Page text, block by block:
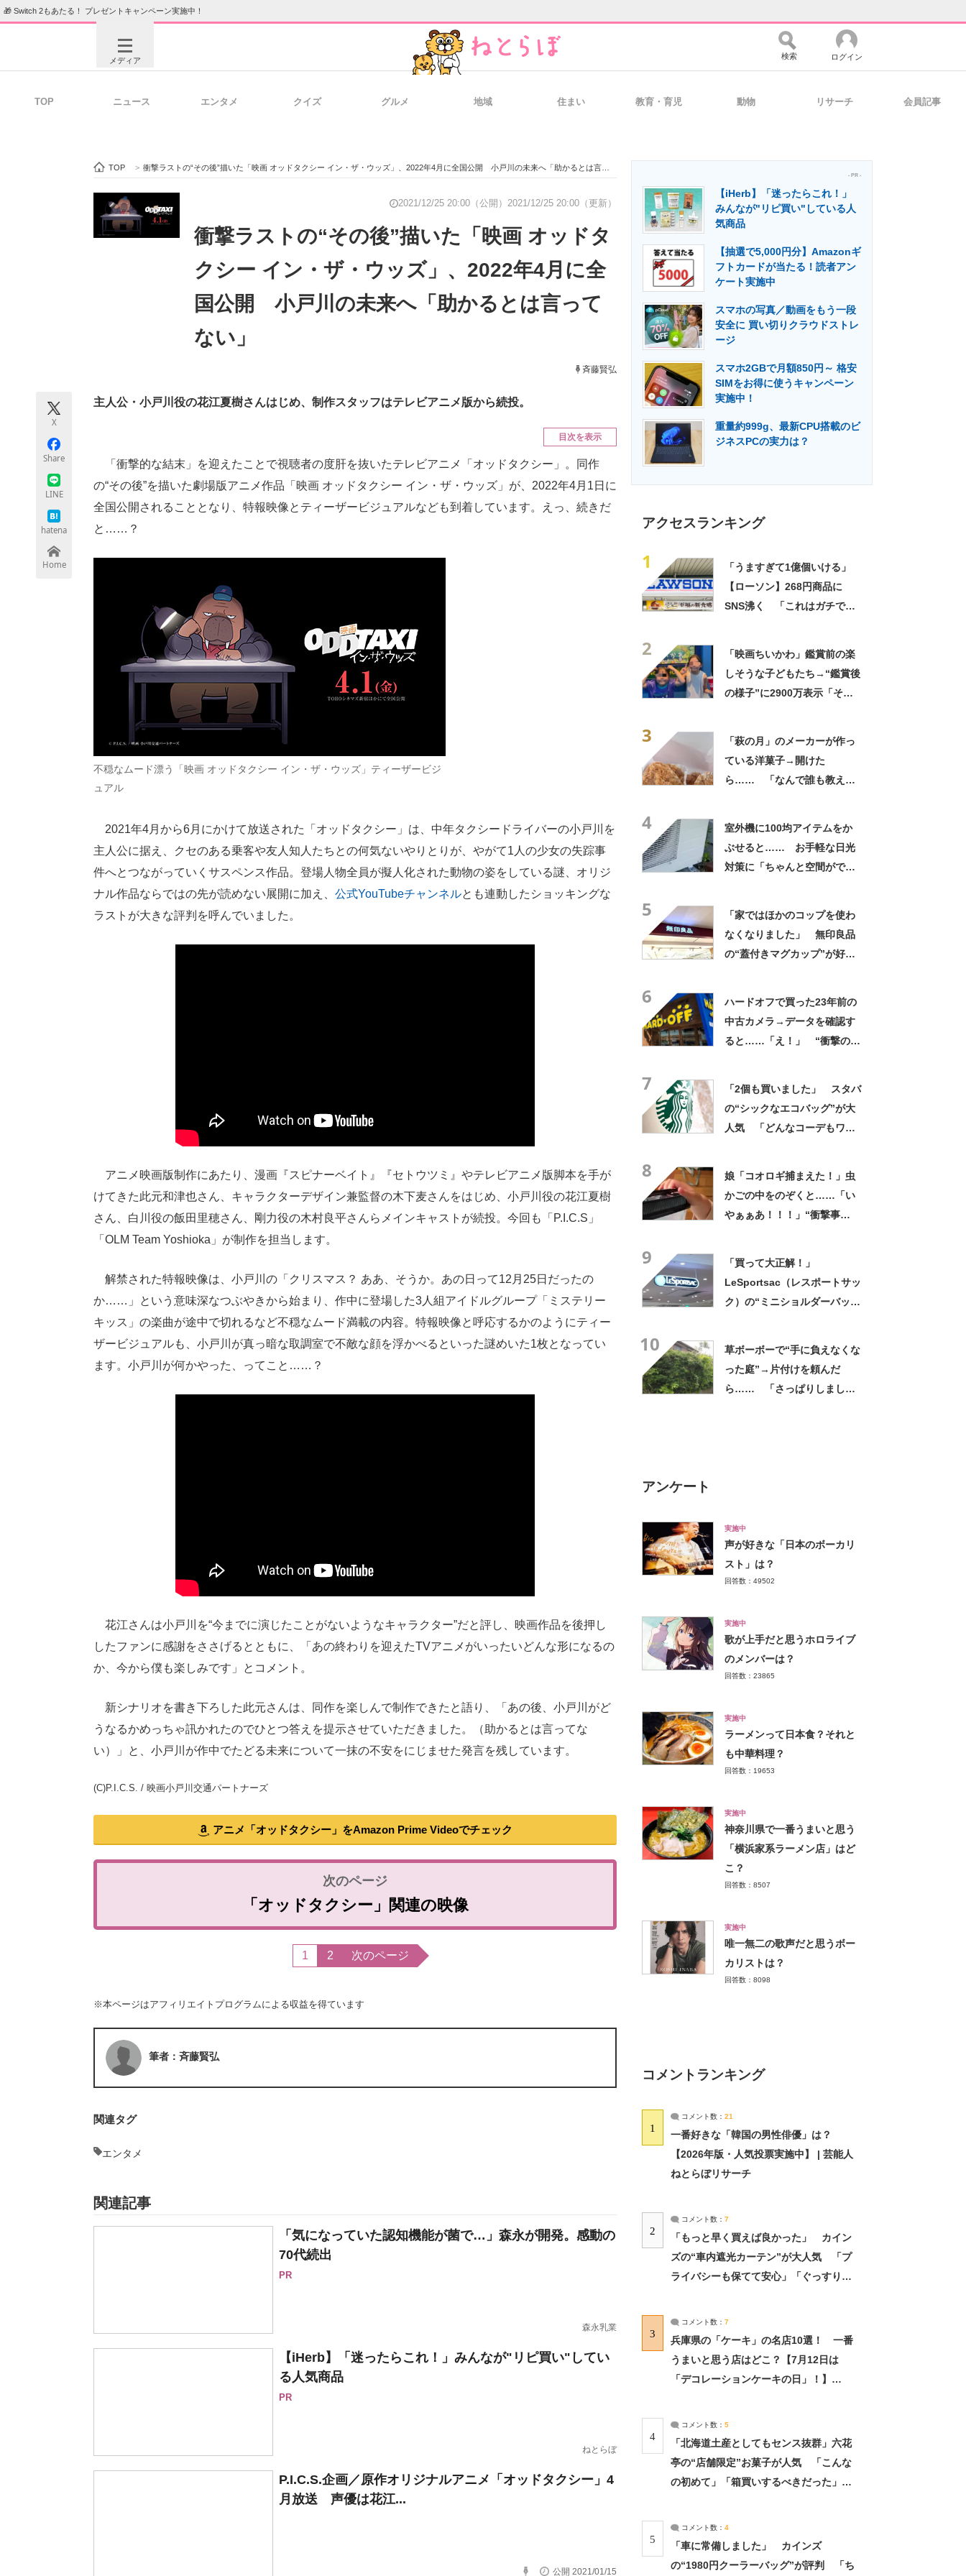
🎁 Switch 2もあたる！ プレゼントキャンペーン実施中！
メディア
ビジネスと働き方のヒント 経営リーダーのコミュニティ マーケ×ITの今がよく分かる
ITエンジニア向け専門サイト 企業向けIT製品の総合サイト IT製品の技術・比較・事例 製造業のIT導入・活用を支援
モノづくり技術者専門サイト エネルギーの専門メディア 建設×テクノロジーの最前線
ちょっと気になるネットの話題
検索 ログイン
TOP ニュース エンタメ クイズ グルメ 地域 住まい 教育・育児 動物 リサーチ 会員記事
TOP > 衝撃ラストの“その後”描いた「映画 オッドタクシー イン・ザ・ウッズ」、2022年4月に全国公開 小戸川の未来へ「助かるとは言ってない」
2021/12/25 20:00（公開） 2021/12/25 20:00（更新）
衝撃ラストの“その後”描いた「映画 オッドタ
クシー イン・ザ・ウッズ」、2022年4月に全
国公開 小戸川の未来へ「助かるとは言って
ない」
斉藤賢弘
X
Share
LINE
hatena
Home
主人公・小戸川役の花江夏樹さんはじめ、制作スタッフはテレビアニメ版から続投。
目次を表示
「衝撃的な結末」を迎えたことで視聴者の度肝を抜いたテレビアニメ「オッドタクシー」。同作
の“その後”を描いた劇場版アニメ作品「映画 オッドタクシー イン・ザ・ウッズ」が、2022年4月1日に
全国公開されることとなり、特報映像とティーザービジュアルなども到着しています。えっ、続きだ
と……？
不穏なムード漂う「映画 オッドタクシー イン・ザ・ウッズ」ティーザービジ
ュアル
2021年4月から6月にかけて放送された「オッドタクシー」は、中年タクシードライバーの小戸川を
主人公に据え、クセのある乗客や友人知人たちとの何気ないやりとりが、やがて1人の少女の失踪事
件へとつながっていくサスペンス作品。登場人物全員が擬人化された動物の姿をしている謎、オリジ
ナル作品ならではの先が読めない展開に加え、 公式YouTubeチャンネルとも連動したショッキングな
ラストが大きな評判を呼んでいました。
アニメ映画版制作にあたり、漫画『スピナーベイト』『セトウツミ』やテレビアニメ版脚本を手が
けてきた此元和津也さん、キャラクターデザイン兼監督の木下麦さんをはじめ、小戸川役の花江夏樹
さん、白川役の飯田里穂さん、剛力役の木村良平さんらメインキャストが続投。今回も「P.I.C.S」
「OLM Team Yoshioka」が制作を担当します。
解禁された特報映像は、小戸川の「クリスマス？ ああ、そうか。あの日って12月25日だったの
か……」という意味深なつぶやきから始まり、作中に登場した3人組アイドルグループ「ミステリー
キッス」の楽曲が途中で切れるなど不穏なムード満載の内容。特報映像と呼応するかのようにティー
ザービジュアルも、小戸川が真っ暗な取調室で不敵な顔を浮かべるといった謎めいた1枚となってい
ます。小戸川が何かやった、ってこと……？
花江さんは小戸川を“今までに演じたことがないようなキャラクター”だと評し、映画作品を後押し
したファンに感謝をささげるとともに、「あの終わりを迎えたTVアニメがいったいどんな形になるの
か、今から僕も楽しみです」とコメント。
新シナリオを書き下ろした此元さんは、同作を楽しんで制作できたと語り、「あの後、小戸川がど
うなるかめっちゃ訊かれたのでひとつ答えを提示させていただきました。（助かるとは言ってな
い）」と、小戸川が作中でたどる未来について一抹の不安をにじませた発言を残しています。
(C)P.I.C.S. / 映画小戸川交通パートナーズ
アニメ「オッドタクシー」をAmazon Prime Videoでチェック
「オッドタクシー」関連の映像
1 2 次のページ
※本ページはアフィリエイトプログラムによる収益を得ています
筆者：斉藤賢弘
関連タグ
エンタメ
関連記事
「気になっていた認知機能が菌で…」森永が開発。感動の
70代続出
PR
森永乳業
【iHerb】「迷ったらこれ！」みんなが"リピ買い"してい
る人気商品
PR
ねとらぼ
P.I.C.S.企画／原作オリジナルアニメ「オッドタクシー」4
月放送 声優は花江...
公開 2021/01/15
- PR -
【iHerb】「迷ったらこれ！」
みんなが"リピ買い"している人
気商品
【抽選で5,000円分】Amazonギ
フトカードが当たる！読者アン
ケート実施中
スマホの写真／動画をもう一段
安全に 買い切りクラウドストレ
ージ
スマホ2GBで月額850円～ 格安
SIMをお得に使うキャンペーン
実施中！
重量約999g、最新CPU搭載のビ
ジネスPCの実力は？
アクセスランキング
1
「うますぎて1億個いける」
【ローソン】268円商品に
SNS沸く 「これはガチで美
2
「映画ちいかわ」鑑賞前の楽
しそうな子どもたち→“鑑賞後
の様子”に2900万表示「そう
3
「萩の月」のメーカーが作っ
ている洋菓子→開けた
ら…… 「なんで誰も教えて
4
室外機に100均アイテムをか
ぶせると…… お手軽な日光
対策に「ちゃんと空間ができ
5
「家ではほかのコップを使わ
なくなりました」 無印良品
の“蓋付きマグカップ”が好
6
ハードオフで買った23年前の
中古カメラ→データを確認す
ると……「え！」 “衝撃の中
7
「2個も買いました」 スタバ
の“シックなエコバッグ”が大
人気 「どんなコーデもワン
8
娘「コオロギ捕まえた！」虫
かごの中をのぞくと……「い
やぁぁあ！！！」“衝撃事
9
「買って大正解！」
LeSportsac（レスポートサッ
ク）の“ミニショルダーバッ
10
草ボーボーで“手に負えなくな
った庭”→片付けを頼んだ
ら…… 「さっぱりしました
アンケート
実施中
声が好きな「日本のボーカリ
スト」は？
回答数：49502
実施中
歌が上手だと思うホロライブ
のメンバーは？
回答数：23865
実施中
ラーメンって日本食？それと
も中華料理？
回答数：19653
実施中
神奈川県で一番うまいと思う
「横浜家系ラーメン店」はど
こ？
回答数：8507
実施中
唯一無二の歌声だと思うボー
カリストは？
回答数：8098
コメントランキング
1
コメント数： 21
一番好きな「韓国の男性俳優」は？
【2026年版・人気投票実施中】 | 芸能人
ねとらぼリサーチ
2
コメント数： 7
「もっと早く買えば良かった」 カイン
ズの“車内遮光カーテン”が大人気 「プ
ライバシーも保てて安心」「ぐっすり眠
3
コメント数： 7
兵庫県の「ケーキ」の名店10選！ 一番
うまいと思う店はどこ？【7月12日は
「デコレーションケーキの日」！】
4
コメント数： 5
「北海道土産としてもセンス抜群」六花
亭の“店舗限定”お菓子が人気 「こんな
の初めて」「箱買いするべきだった」
5
コメント数： 4
「車に常備しました」 カインズ
の“1980円クーラーバッグ”が評判 「ち